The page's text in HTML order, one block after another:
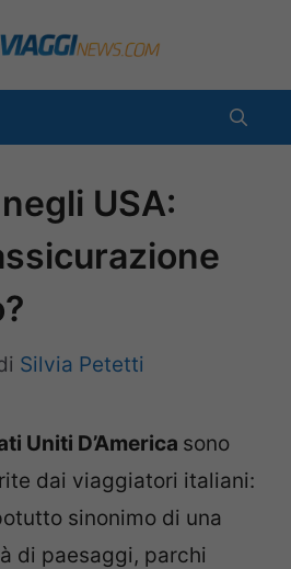
USA:
Silvia Petetti
Uniti D’America sono
dai viaggiatori italiani:
sinonimo di una
di paesaggi, parchi